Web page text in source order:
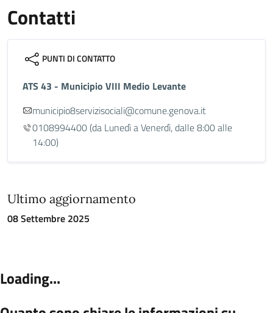
Contatti
PUNTI DI CONTATTO
ATS 43 - Municipio VIII Medio Levante
municipio8servizisociali@comune.genova.it
0108994400 (da Lunedì a Venerdì, dalle 8:00 alle
14:00)
Ultimo aggiornamento
08 Settembre 2025